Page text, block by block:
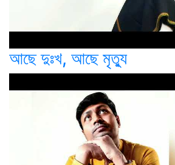
আছে দুঃখ, আছে মৃত্যু